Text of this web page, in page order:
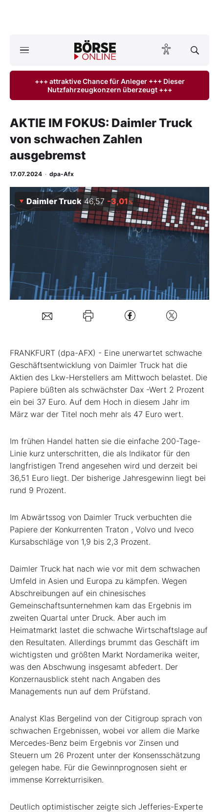
ktuelle Ausgabe BÖRSE ONLINE lesen
Finanz-Check
Abo & Shop
BO-Musterdepots
Experten
Mein Konto
+++ attraktive Chance für Anleger +++ Dieser
Nutzfahrzeugkonzern überzeugt +++
AKTIE IM FOKUS: Daimler Truck
von schwachen Zahlen
ausgebremst
17.07.2024 · dpa-Afx
Daimler Truck 46,57 -3,01%
FRANKFURT (dpa-AFX) - Eine unerwartet schwache
Geschäftsentwicklung von Daimler Truck hat die
Aktien des Lkw-Herstellers am Mittwoch belastet. Die
Papiere büßten als schwächster Dax -Wert 2 Prozent
ein bei 37 Euro. Auf dem Hoch in diesem Jahr im
März war der Titel noch mehr als 47 Euro wert.
Im frühen Handel hatten sie die einfache 200-Tage-
Linie kurz unterschritten, die als Indikator für den
langfristigen Trend angesehen wird und derzeit bei
36,51 Euro liegt. Der bisherige Jahresgewinn liegt bei
rund 9 Prozent.
Im Abwärtssog von Daimler Truck verbuchten die
Papiere der Konkurrenten Traton , Volvo und Iveco
Kursabschläge von 1,9 bis 2,3 Prozent.
Daimler Truck hat nach wie vor mit dem schwachen
Umfeld in Asien und Europa zu kämpfen. Wegen
Abschreibungen auf ein chinesisches
Gemeinschaftsunternehmen kam das Ergebnis im
zweiten Quartal unter Druck. Aber auch im
Heimatmarkt lastet die schwache Wirtschaftslage auf
den Resultaten. Allerdings brummt das Geschäft im
wichtigsten und größten Markt Nordamerika weiter,
was den Abschwung insgesamt abfedert. Der
Konzernausblick steht nach Angaben des
Managements nun auf dem Prüfstand.
Analyst Klas Bergelind von der Citigroup sprach von
schwachen Ergebnissen, wobei vor allem die Marke
Mercedes-Benz beim Ergebnis vor Zinsen und
Steuern um 26 Prozent unter der Konsensschätzung
gelegen habe. Für die Gewinnprognosen sieht er
immense Korrekturrisiken.
Deutlich optimistischer zeigte sich Jefferies-Experte